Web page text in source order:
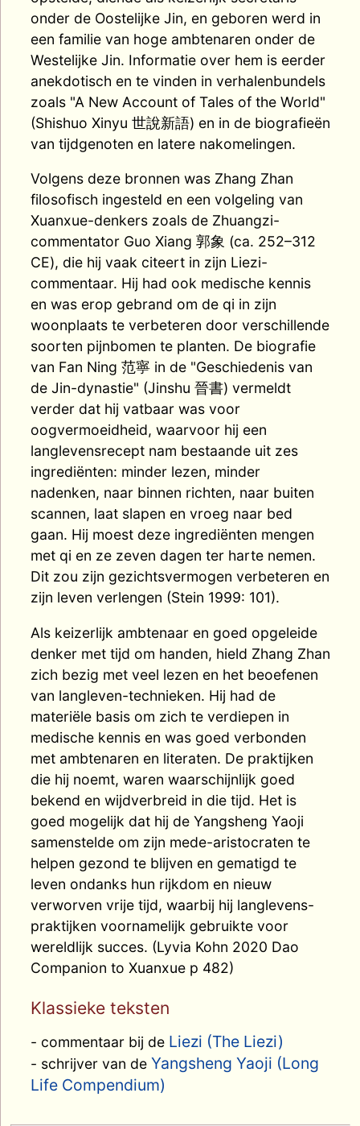
onder de Oostelijke Jin, en geboren werd in
een familie van hoge ambtenaren onder de
Westelijke Jin. Informatie over hem is eerder
anekdotisch en te vinden in verhalenbundels
zoals "A New Account of Tales of the World"
(Shishuo Xinyu 世說新語) en in de biografieën
van tijdgenoten en latere nakomelingen.
Volgens deze bronnen was Zhang Zhan
filosofisch ingesteld en een volgeling van
Xuanxue-denkers zoals de Zhuangzi-
commentator Guo Xiang 郭象 (ca. 252–312
CE), die hij vaak citeert in zijn Liezi-
commentaar. Hij had ook medische kennis
en was erop gebrand om de qi in zijn
woonplaats te verbeteren door verschillende
soorten pijnbomen te planten. De biografie
van Fan Ning 范寧 in de "Geschiedenis van
de Jin-dynastie" (Jinshu 晉書) vermeldt
verder dat hij vatbaar was voor
oogvermoeidheid, waarvoor hij een
langlevensrecept nam bestaande uit zes
ingrediënten: minder lezen, minder
nadenken, naar binnen richten, naar buiten
scannen, laat slapen en vroeg naar bed
gaan. Hij moest deze ingrediënten mengen
met qi en ze zeven dagen ter harte nemen.
Dit zou zijn gezichtsvermogen verbeteren en
zijn leven verlengen (Stein 1999: 101).
Als keizerlijk ambtenaar en goed opgeleide
denker met tijd om handen, hield Zhang Zhan
zich bezig met veel lezen en het beoefenen
van langleven-technieken. Hij had de
materiële basis om zich te verdiepen in
medische kennis en was goed verbonden
met ambtenaren en literaten. De praktijken
die hij noemt, waren waarschijnlijk goed
bekend en wijdverbreid in die tijd. Het is
goed mogelijk dat hij de Yangsheng Yaoji
samenstelde om zijn mede-aristocraten te
helpen gezond te blijven en gematigd te
leven ondanks hun rijkdom en nieuw
verworven vrije tijd, waarbij hij langlevens-
praktijken voornamelijk gebruikte voor
wereldlijk succes. (Lyvia Kohn 2020 Dao
Companion to Xuanxue p 482)
Klassieke teksten
- commentaar bij de Liezi (The Liezi)
- schrijver van de Yangsheng Yaoji (Long
Life Compendium)